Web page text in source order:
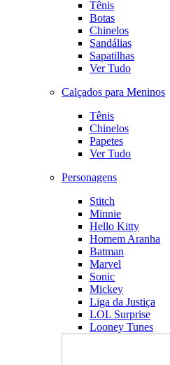
Tênis
Botas
Chinelos
Sandálias
Sapatilhas
Ver Tudo
Calçados para Meninos
Tênis
Chinelos
Papetes
Ver Tudo
Personagens
Stitch
Minnie
Hello Kitty
Homem Aranha
Batman
Marvel
Sonic
Mickey
Liga da Justiça
LOL Surprise
Looney Tunes